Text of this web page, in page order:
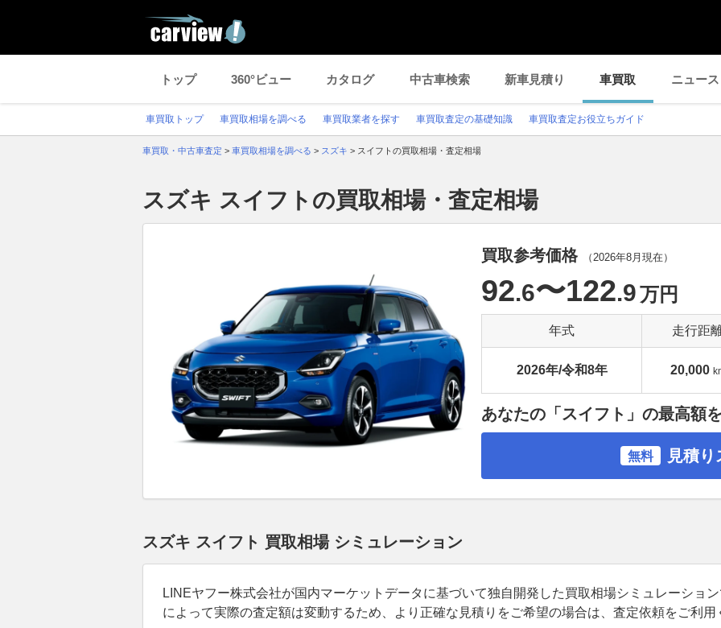
トップ 360°ビュー カタログ 中古車検索 新車見積り 車買取 ニュース
車買取トップ 車買取相場を調べる 車買取業者を探す 車買取査定の基礎知識 車買取査定お役立ちガイド
車買取・中古車査定 > 車買取相場を調べる > スズキ > スイフトの買取相場・査定相場
スズキ スイフトの買取相場・査定相場
買取参考価格 （2026年8月 現在）
92.6〜122.9万円
年式 走行距
2026年/令和8年 20,000
あなたの「スイフト」の最高額
無料 見積
スズキ スイフト 買取相場 シミュレーション
LINEヤフー株式会社が国内マーケットデータに基づいて独自開発した買取相場シミュレーショ
によって実際の査定額は変動するため、より正確な見積りをご希望の場合は、査定依頼をご利用